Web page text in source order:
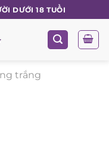
DƯỚI 18 TUỔI
trắng